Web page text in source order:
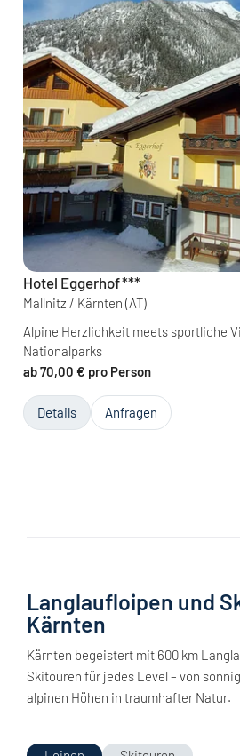
Hotel Eggerhof***
Mallnitz / Kärnten (AT)
Alpine Herzlichkeit meets sportliche
Nationalparks
ab 70,00 € pro Person
Details Anfragen
Langlaufloipen und
Kärnten
Kärnten begeistert mit 600 km
Skitouren für jedes Level – von
alpinen Höhen in traumhafter Natur.